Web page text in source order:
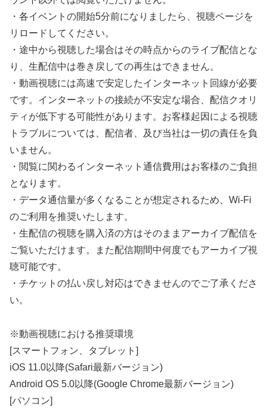
・各イベントの開始5分前になりましたら、視聴ページを
リロードしてください。
・途中から視聴した場合はその時点からのライブ配信とな
り、生配信中は巻き戻しての再生はできません。
・動画視聴には高速で安定したインターネット回線が必要
です。インターネットの接続が不安定な場合、配信クオリ
ティが低下する可能性があります。お客様起因による視聴
トラブルについては、配信者、及び当社は一切の責任を負
いません。
・閲覧に関わるインターネット通信費用はお客様のご負担
となります。
・データ通信量が多くなることが想定されるため、Wi-Fi
のご利用を推奨いたします。
・生配信の視聴を購入済の方はそのままアーカイブ配信を
ご覧いただけます。また配信期間中何度でもアーカイブ視
聴可能です。
・チケットの払い戻し対応はできませんのでご了承くださ
い。
※動画視聴における推奨環境
[スマートフォン、タブレット]
iOS 11.0以降(Safari最新バージョン)
Android OS 5.0以降(Google Chrome最新バージョン)
[パソコン]